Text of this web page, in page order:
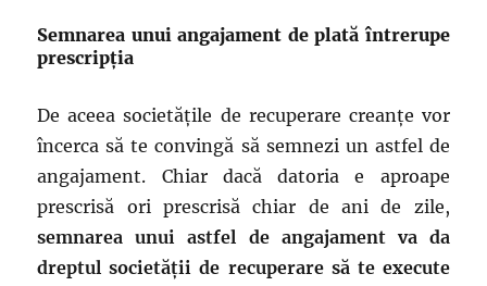
Semnarea unui angajament de plată întrerupe
prescripția
De aceea societățile de recuperare creanțe vor
încerca să te convingă să semnezi un astfel de
angajament. Chiar dacă datoria e aproape
prescrisă ori prescrisă chiar de ani de zile,
semnarea unui astfel de angajament va da
dreptul societății de recuperare să te execute